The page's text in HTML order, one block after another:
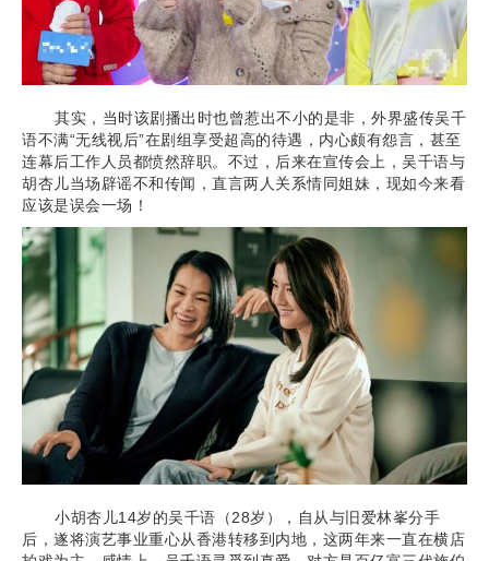
其实，当时该剧播出时也曾惹出不小的是非，外界盛传吴千
语不满“无线视后”在剧组享受超高的待遇，内心颇有怨言，甚至
连幕后工作人员都愤然辞职。不过，后来在宣传会上，吴千语与
胡杏儿当场辟谣不和传闻，直言两人关系情同姐妹，现如今来看
应该是误会一场！
小胡杏儿14岁的吴千语（28岁），自从与旧爱林峯分手
后，遂将演艺事业重心从香港转移到内地，这两年来一直在横店